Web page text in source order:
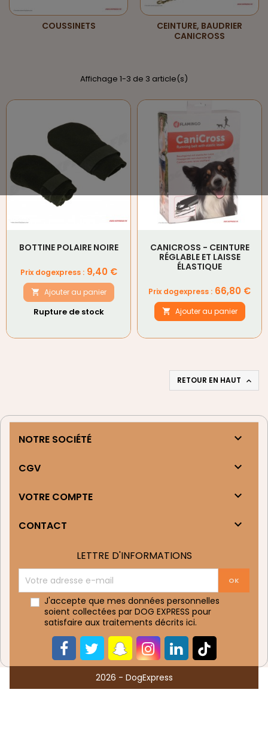
COUSSINETS
CEINTURE, BAUDRIER
CANICROSS
Affichage 1-3 de 3 article(s)
BOTTINE POLAIRE NOIRE
Prix
Prix dogexpress :9,40 €
 Ajouter au panier
Rupture de stock
CANICROSS - CEINTURE
RÉGLABLE ET LAISSE
ÉLASTIQUE
Prix
Prix dogexpress : 66,80 €
 Ajouter au panier
RETOUR EN HAUT 
NOTRE SOCIÉTÉ 
CGV 
VOTRE COMPTE 
CONTACT 
LETTRE D'INFORMATIONS
J'accepte que mes données personnelles
soient collectées par DOG EXPRESS pour
satisfaire aux traitements décrits ici.
2026 - DogExpress